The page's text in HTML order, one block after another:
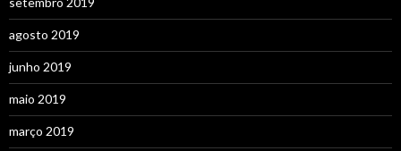
agosto 2019
junho 2019
maio 2019
março 2019